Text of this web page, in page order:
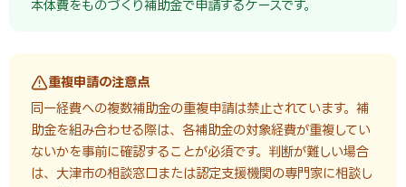
本体費をものづくり補助金で申請するケースです。
重複申請の注意点
同一経費への複数補助金の重複申請は禁止されています。補
助金を組み合わせる際は、各補助金の対象経費が重複してい
ないかを事前に確認することが必須です。判断が難しい場合
は、大津市の相談窓口または認定支援機関の専門家に相談し